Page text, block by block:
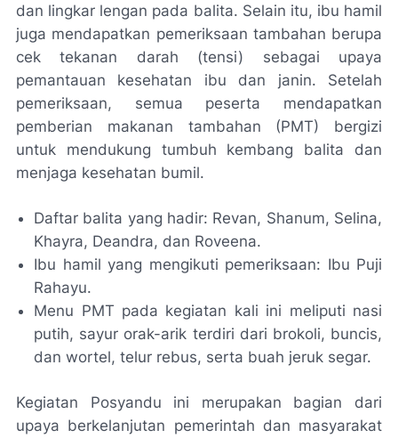
dan lingkar lengan pada balita. Selain itu, ibu hamil
juga mendapatkan pemeriksaan tambahan berupa
cek tekanan darah (tensi) sebagai upaya
pemantauan kesehatan ibu dan janin. Setelah
pemeriksaan, semua peserta mendapatkan
pemberian makanan tambahan (PMT) bergizi
untuk mendukung tumbuh kembang balita dan
menjaga kesehatan bumil.
Daftar balita yang hadir: Revan, Shanum, Selina,
Khayra, Deandra, dan Roveena.
Ibu hamil yang mengikuti pemeriksaan: Ibu Puji
Rahayu.
Menu PMT pada kegiatan kali ini meliputi nasi
putih, sayur orak-arik terdiri dari brokoli, buncis,
dan wortel, telur rebus, serta buah jeruk segar.
Kegiatan Posyandu ini merupakan bagian dari
upaya berkelanjutan pemerintah dan masyarakat